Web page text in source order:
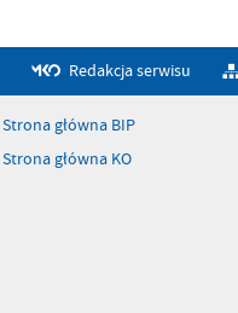
Redakcja serwisu
Strona główna BIP
Strona główna KO